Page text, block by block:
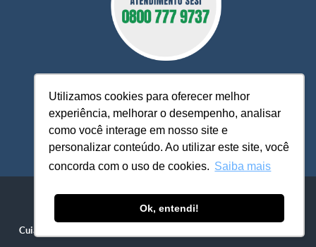
Utilizamos cookies para oferecer melhor
experiência, melhorar o desempenho, analisar
como você interage em nosso site e
personalizar conteúdo. Ao utilizar este site, você
concorda com o uso de cookies. Saiba mais
Ok, entendi!
O Sesi MT está à sua disposição, pronto para esclarecer
dúvidas, receber reclamações, sugestões e firmar parcerias,
visando sempre oferecer melhores serviços e atendimento.
Sistema FIEMT / SESI-MT - ​​Serviço Social da Indústria
Avenida Historiador Rubens de Mendonça, 4.193 - Centro Político
Cuiabá - MT / CEP 78049-940